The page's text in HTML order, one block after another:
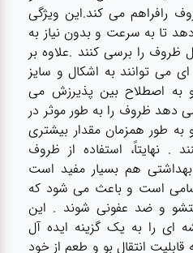
رافراهم می کند.این ویژگی
تا به سرعت و بدون نیاز به
ظروف را برسی کنند .علاوه بر
می توانند به اشکال و سایز
به اصطلاح بین پذیرزش می
دهد ظروف را به طور موثر در
به طور همزمان مقدار بیشتری
. نهایتاً، استفاده از ظروف
هم بسیار مفید است
است و باعث می شود که
و ضد عفونی شوند . این
ای را به یک گزینه ایده آل
انتقال بو و طعم از خود